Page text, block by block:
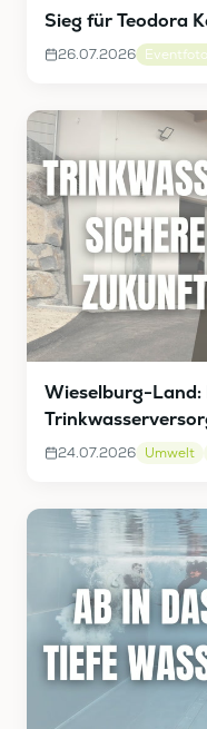
Sieg für Teodora
26.07.2026
Wieselburg-Land:
24.07.2026 Umwelt